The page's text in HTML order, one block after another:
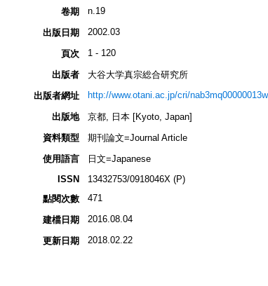
卷期 n.19
出版日期 2002.03
頁次 1 - 120
出版者
大谷大学真宗総合研究所
出版者網址
http://www.otani.ac.jp/cri/
出版地
京都, 日本 [Kyoto, Japan]
資料類型
期刊論文=Journal Article
使用語言
日文=Japanese
ISSN
13432753/0918046X (P)
點閱次數
471
建檔日期 2016.08.04
更新日期 2018.02.22